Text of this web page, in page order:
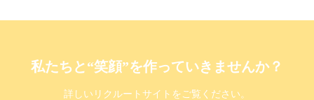
私たちと“笑顔”を作っていきませんか？
詳しいリクルートサイトをご覧ください。